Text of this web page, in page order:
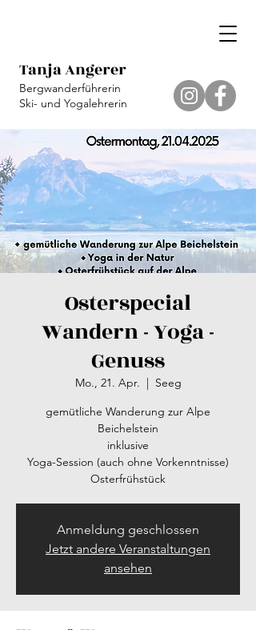
Tanja Angerer
Bergwanderführerin
Ski- und Yogalehrerin
Osterspecial
Wandern - Yoga -
Genuss
Mo., 21. Apr.
  |
Seeg
gemütliche Wanderung zur Alpe
Beichelstein
inklusive
Yoga-Session (auch ohne Vorkenntnisse)
Osterfrühstück
Anmeldung geschlossen
Jetzt andere Veranstaltungen
ansehen